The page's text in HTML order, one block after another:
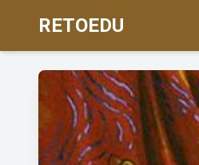
RETOEDU